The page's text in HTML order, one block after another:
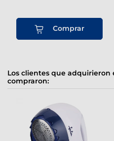
Comprar
Los clientes que
compraron: